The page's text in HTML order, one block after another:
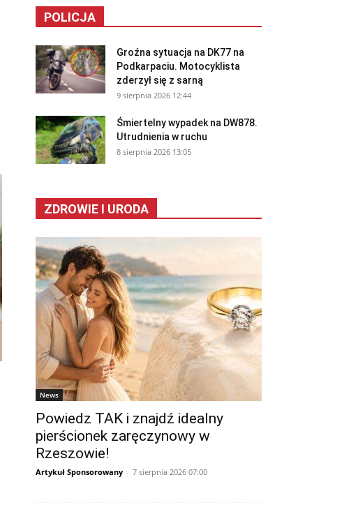
POLICJA
Groźna sytuacja na DK77 na
Podkarpaciu. Motocyklista
zderzył się z sarną
9 sierpnia 2026 12:44
Śmiertelny wypadek na DW878.
Utrudnienia w ruchu
8 sierpnia 2026 13:05
ZDROWIE I URODA
News
Powiedz TAK i znajdź idealny
pierścionek zaręczynowy w
Rzeszowie!
Artykuł Sponsorowany - 7 sierpnia 2026 07:00